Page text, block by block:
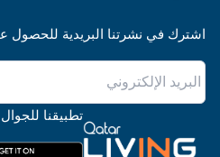
اشترك في نشرتنا البريدية للحصول
تطبيقنا للجوال